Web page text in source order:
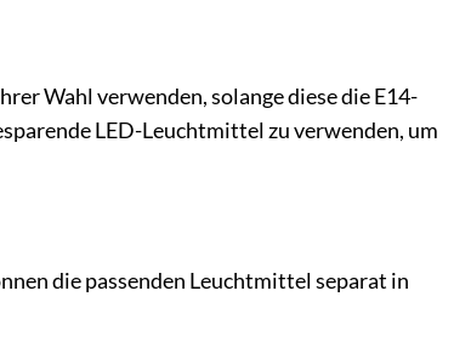
Wahl verwenden, solange diese die E14-
LED-Leuchtmittel zu verwenden, um
die passenden Leuchtmittel separat in